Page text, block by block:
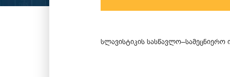
სლავისტიკის სასწავლო–სამეცნიერო